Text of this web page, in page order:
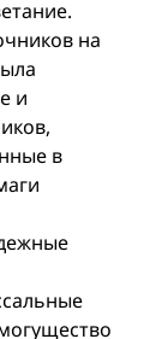
на
и
в